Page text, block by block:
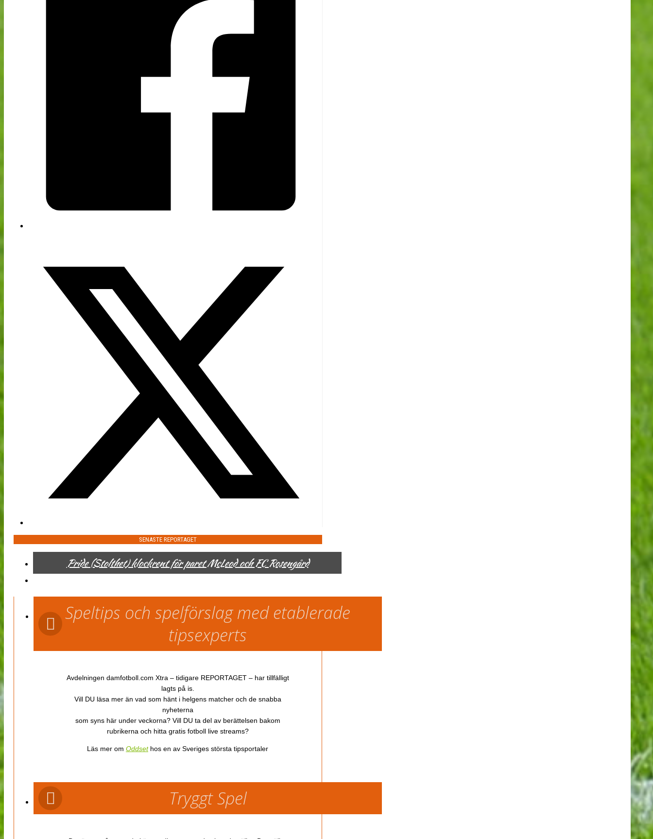
SENASTE REPORTAGET
Pride (Stolthet) klockrent för paret McLeod och FC Rosengård
Speltips och spelförslag med etablerade
tipsexperts
Avdelningen damfotboll.com Xtra – tidigare REPORTAGET – har tillfälligt
lagts på is.
Vill DU läsa mer än vad som hänt i helgens matcher och de snabba
nyheterna
som syns här under veckorna? Vill DU ta del av berättelsen bakom
rubrikerna och hitta gratis fotboll live streams?
Läs mer om Oddsethos en av Sveriges största tipsportaler
Tryggt Spel